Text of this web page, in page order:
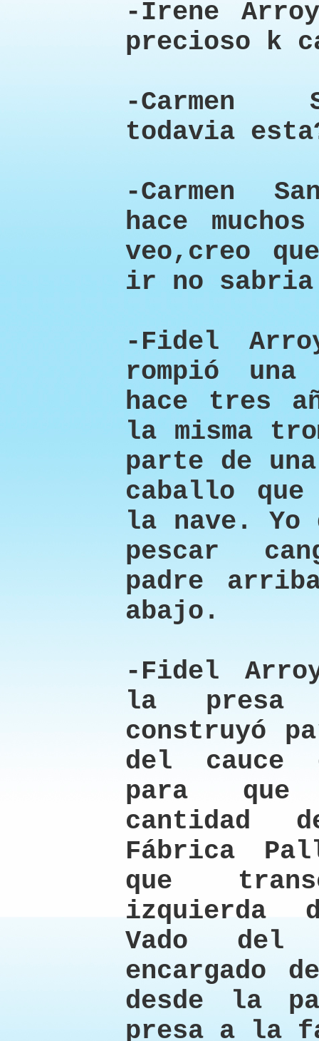
-Irene
precioso k
-Carmen
todavia
-Carmen
hace
veo,creo
ir no
-Fidel
rompió
hace tres
la misma
parte de
caballo
la nave. Yo
pescar
padre
abajo.
-Fidel
la presa
construyó
del cauce
para
cantidad
Fábrica
que
izquierda
Vado
encargado
desde la
presa a la